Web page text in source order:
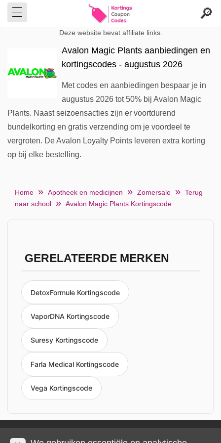
Deze website bevat affiliate links.
Avalon Magic Plants aanbiedingen en
kortingscodes - augustus 2026
Met codes en aanbiedingen bespaar je in
augustus 2026 tot 50% bij Avalon Magic
Plants. Naast seizoensacties zijn er voortdurend
bundelkorting en gratis verzending om je voordeel te
vergroten. De Avalon Loyalty Points leveren extra korting
op bij elke bestelling.
Home Apotheek en medicijnen Zomersale
Terug
naar school
Avalon Magic Plants Kortingscode
GERELATEERDE MERKEN
DetoxFormule Kortingscode
VaporDNA Kortingscode
Suresy Kortingscode
Farla Medical Kortingscode
Vega Kortingscode
Privacy en cookies Impressum Algemene voorwaarden